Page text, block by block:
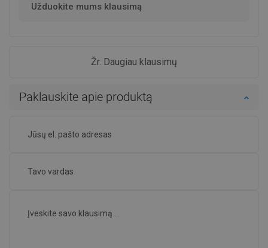
Užduokite mums klausimą
Žr. Daugiau klausimų
Paklauskite apie produktą